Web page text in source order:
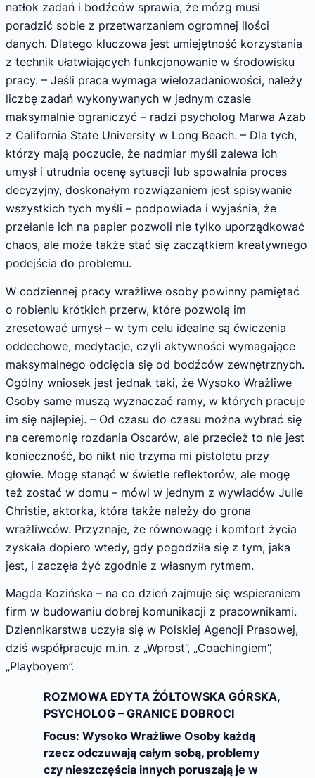
natłok zadań i bodźców sprawia, że mózg musi
poradzić sobie z przetwarzaniem ogromnej ilości
danych. Dlatego kluczowa jest umiejętność korzystania
z technik ułatwiających funkcjonowanie w środowisku
pracy. – Jeśli praca wymaga wielozadaniowości, należy
liczbę zadań wykonywanych w jednym czasie
maksymalnie ograniczyć – radzi psycholog Marwa Azab
z California State University w Long Beach. – Dla tych,
którzy mają poczucie, że nadmiar myśli zalewa ich
umysł i utrudnia ocenę sytuacji lub spowalnia proces
decyzyjny, doskonałym rozwiązaniem jest spisywanie
wszystkich tych myśli – podpowiada i wyjaśnia, że
przelanie ich na papier pozwoli nie tylko uporządkować
chaos, ale może także stać się zaczątkiem kreatywnego
podejścia do problemu.
W codziennej pracy wrażliwe osoby powinny pamiętać
o robieniu krótkich przerw, które pozwolą im
zresetować umysł – w tym celu idealne są ćwiczenia
oddechowe, medytacje, czyli aktywności wymagające
maksymalnego odcięcia się od bodźców zewnętrznych.
Ogólny wniosek jest jednak taki, że Wysoko Wrażliwe
Osoby same muszą wyznaczać ramy, w których pracuje
im się najlepiej. – Od czasu do czasu można wybrać się
na ceremonię rozdania Oscarów, ale przecież to nie jest
konieczność, bo nikt nie trzyma mi pistoletu przy
głowie. Mogę stanąć w świetle reflektorów, ale mogę
też zostać w domu – mówi w jednym z wywiadów Julie
Christie, aktorka, która także należy do grona
wrażliwców. Przyznaje, że równowagę i komfort życia
zyskała dopiero wtedy, gdy pogodziła się z tym, jaka
jest, i zaczęła żyć zgodnie z własnym rytmem.
Magda Kozińska – na co dzień zajmuje się wspieraniem
firm w budowaniu dobrej komunikacji z pracownikami.
Dziennikarstwa uczyła się w Polskiej Agencji Prasowej,
dziś współpracuje m.in. z „Wprost”, „Coachingiem”,
„Playboyem”.
ROZMOWA EDYTA ŻÓŁTOWSKA GÓRSKA,
PSYCHOLOG – GRANICE DOBROCI
Focus: Wysoko Wrażliwe Osoby każdą
rzecz odczuwają całym sobą, problemy
czy nieszczęścia innych poruszają je w